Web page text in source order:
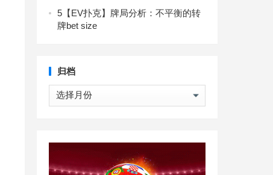
5 【EV扑克】牌局分析：不平衡的转
牌bet size
归档
归